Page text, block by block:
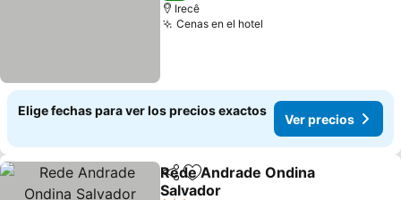
Irecê
Cenas en el hotel
Elige fechas para ver los precios exactos
Ver precios
CompartirAgregar a favoritos
Rede Andrade Ondina
Salvador